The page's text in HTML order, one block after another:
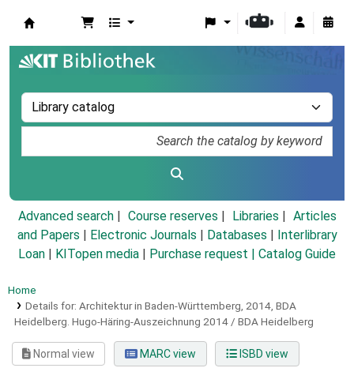
Advanced search Course reserves Libraries
Articles
and Papers
Electronic Journals Databases
Interlibrary
Loan
KITopen media Purchase request | Catalog Guide
Home
Details for: Architektur in Baden-Württemberg, 2014, BDA
Heidelberg. Hugo-Häring-Auszeichnung 2014 / BDA Heidelberg
Normal view MARC view ISBD view